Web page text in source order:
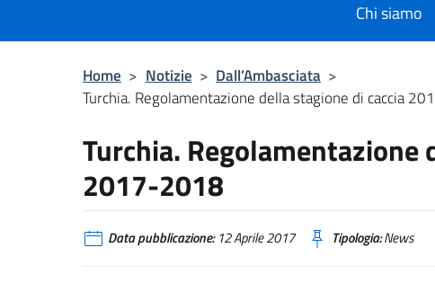
Chi siamo
Home > Notizie > Dall’Ambasciata >
Turchia. Regolamentazione della stagione di caccia
Turchia. Regolamentazione
2017-2018
Data pubblicazione:12 Aprile 2017 Tipologia:News